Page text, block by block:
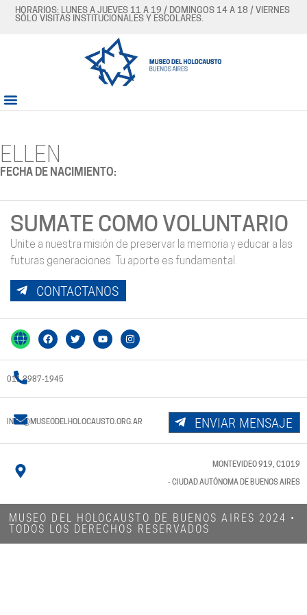
HORARIOS: LUNES A JUEVES 11 A 19 / DOMINGOS 14 A 18 / VIERNES
SÓLO VISITAS INSTITUCIONALES Y ESCOLARES.
ELLEN
FECHA DE NACIMIENTO:
SUMATE COMO VOLUNTARIO
Unite a nuestra misión de preservar la memoria y educar a las
futuras generaciones. Tu aporte es fundamental.
CONTACTANOS
011 3987-1945
INFO@MUSEODELHOLOCAUSTO.ORG.AR ENVIAR MENSAJE
MONTEVIDEO 919, C1019
- CIUDAD AUTÓNOMA DE BUENOS AIRES
MUSEO DEL HOLOCAUSTO DE BUENOS AIRES 2024​ •
TODOS LOS DERECHOS RESERVADOS